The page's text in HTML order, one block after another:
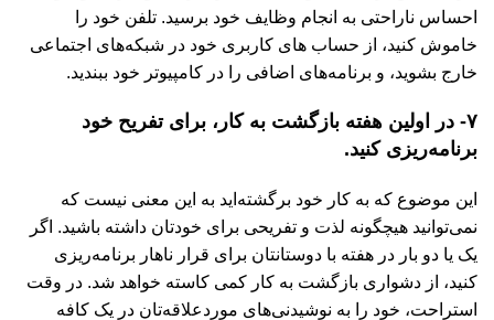
احساس ناراحتی به انجام وظایف خود برسید. تلفن خود را
خاموش کنید، از حساب های کاربری خود در شبکه‌های اجتماعی
خارج بشوید، و برنامه‌های اضافی را در کامپیوتر خود ببندید.
۷- در اولین هفته بازگشت به کار، برای تفریح خود
برنامه‌ریزی کنید.
این موضوع که به کار خود برگشته‌اید به این معنی نیست که
نمی‌توانید هیچگونه لذت و تفریحی برای خودتان داشته باشید. اگر
یک یا دو بار در هفته با دوستانتان برای قرار ناهار برنامه‌ریزی
کنید، از دشواری بازگشت به کار کمی کاسته خواهد شد. در وقت
استراحت، خود را به نوشیدنی‌های موردعلاقه‌تان در یک کافه